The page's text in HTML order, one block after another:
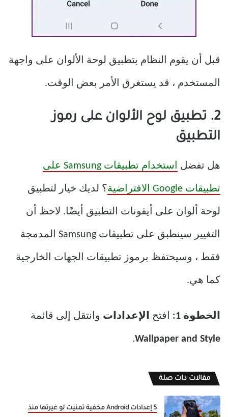
قبل أن يقوم النظام بتطبيق لوحة الألوان على واجهة
المستخدم ، قد يستغرق الأمر بعض الوقت.
2. تطبيق لوح الألوان على رموز
التطبيق
هل تفضل استخدام تطبيقات Samsung على
تطبيقات Google الافتراضية ؟ لديك خيار لتطبيق
لوحة ألوان على أيقونات التطبيق أيضًا. لاحظ أن
التغيير سينطبق على تطبيقات Samsung المدمجة
فقط ، وسيحتفظ برموز تطبيقات الجهات الخارجية
كما هي.
الخطوة 1: افتح الإعدادات وانتقل إلى قائمة
Wallpaper and Style
.
مقالات ذات صلة
5 إعدادات Android مخفية تمنيت لو غيرتها منذ